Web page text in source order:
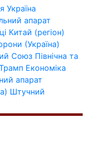
Україна
апарат
Китай (регіон)
(Україна)
Союз Північна та
Економіка
апарат
Штучний